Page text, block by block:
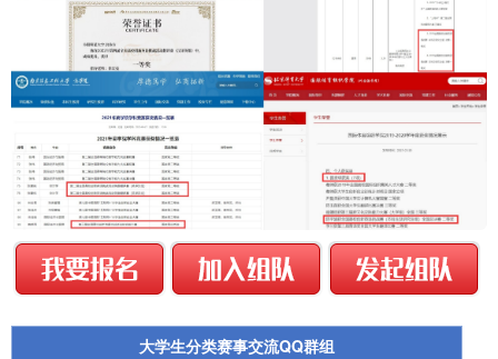
大学生分类赛事交流QQ群组